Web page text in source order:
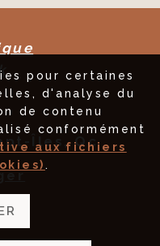
pour certaines
d'analyse du
de contenu
conformément
aux fichiers
.
Îles, Qc